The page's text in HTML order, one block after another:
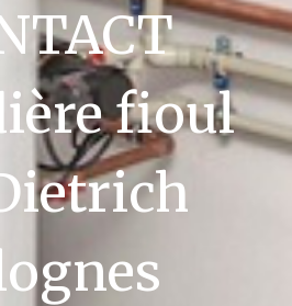
fioul
Dietrich